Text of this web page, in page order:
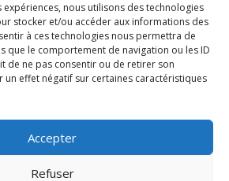
nous utilisons des technologies
stocker et/ou accéder aux informations des
à ces technologies nous permettra de
que le comportement de navigation ou les ID
de ne pas consentir ou de retirer son
un effet négatif sur certaines caractéristiques
Accepter
Refuser
nous sur Facebook ...